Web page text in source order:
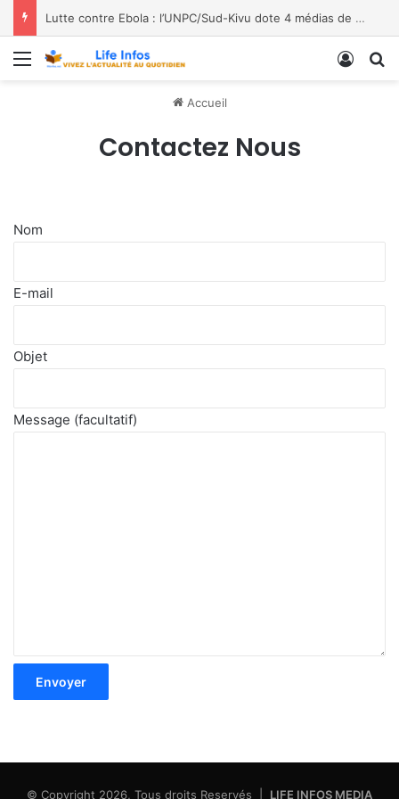
Lutte contre Ebola : l’UNPC/Sud-Kivu dote 4 médias de Bukavu de kits de lavage des mains, les bénéficiaires saluent le geste
Menu
Accueil
Contactez Nous
Nom
E-mail
Objet
Message (facultatif)
© Copyright 2026, Tous droits Reservés | LIFE INFOS MEDIA